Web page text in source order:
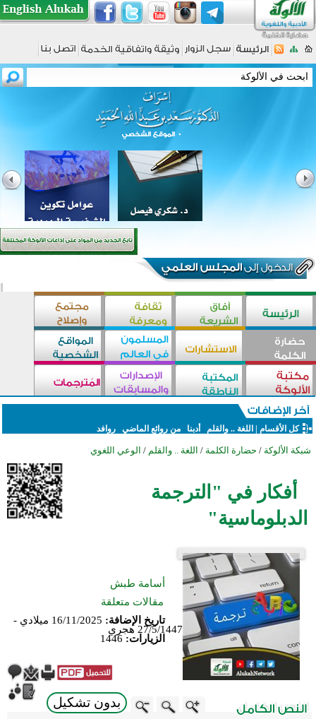
كل الأقسام اللغة .. والقلم أدبنا من روائع الماضي روافد
شبكة الألوكة / حضارة الكلمة / اللغة .. والقلم / الوعي اللغوي
أفكار في "الترجمة
الدبلوماسية"
أسامة طبش
مقالات متعلقة
تاريخ الإضافة:
16/11/2025 ميلادي -
27/5/1447 هجري
الزيارات: 1446
بدون تشكيل